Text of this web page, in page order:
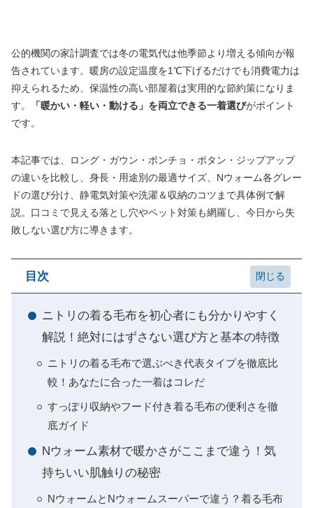
公的機関の家計調査では冬の電気代は他季節より増える傾向が報
告されています。暖房の設定温度を1℃下げるだけでも消費電力は
抑えられるため、保温性の高い部屋着は実用的な節約策になりま
す。
「暖かい・軽い・動ける」を両立できる一着選びがポイント
です。
本記事では、ロング・ガウン・ポンチョ・ボタン・ジップアップ
の違いを比較し、身長・用途別の最適サイズ、Nウォーム各グレー
ドの選び分け、静電気対策や洗濯＆収納のコツまで具体例で解
説。口コミで見える落とし穴やペット対策も網羅し、今日から失
敗しない選び方に導きます。
目次
ニトリの着る毛布を初心者にも分かりやすく
解説！絶対にはずさない選び方と基本の特徴
ニトリの着る毛布で選ぶべき代表タイプを徹底比
較！あなたに合った一着はコレだ
すっぽり収納やフード付き着る毛布の便利さを徹
底ガイド
Nウォーム素材で暖かさがここまで違う！気
持ちいい肌触りの秘密
NウォームとNウォームスーパーで違う？着る毛布